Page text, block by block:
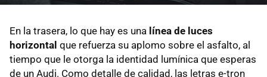
En la trasera, lo que hay es una línea de luces
horizontal que refuerza su aplomo sobre el asfalto, al
tiempo que le otorga la identidad lumínica que esperas
de un Audi. Como detalle de calidad, las letras e-tron